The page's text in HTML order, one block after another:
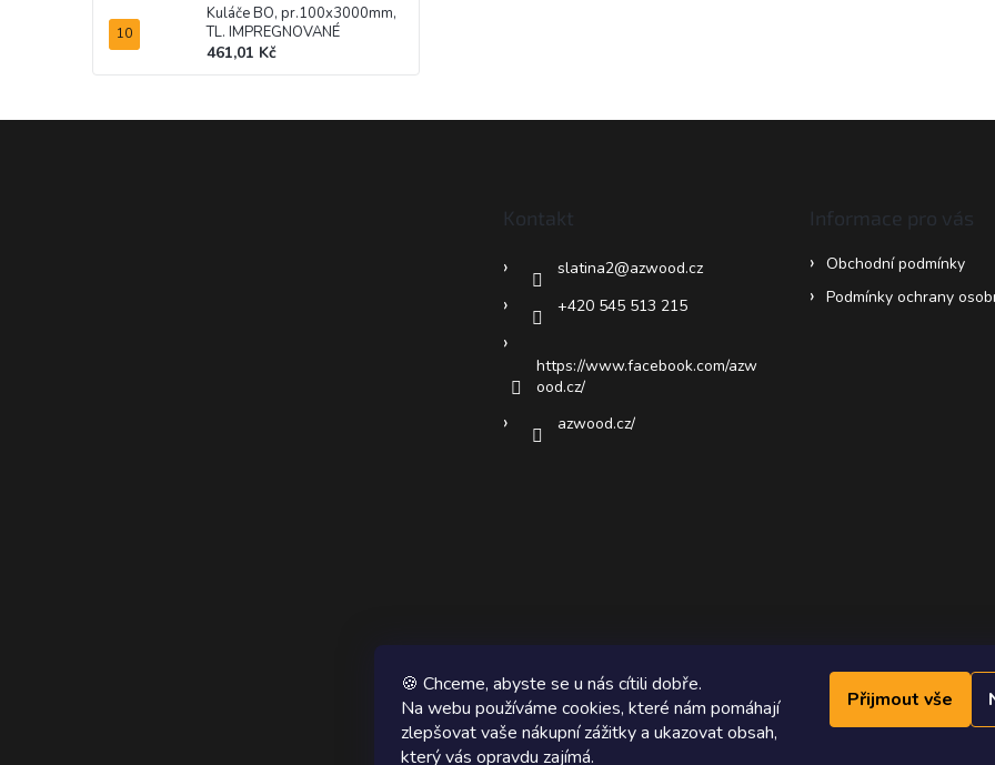
🍪 Chceme, abyste se u nás cítili dobře.
Na webu používáme cookies, které nám pomáhají
zlepšovat vaše nákupní zážitky a ukazovat obsah,
který vás opravdu zajímá.
Přijmout vše
Kuláče BO, pr.100x3000mm,
TL. IMPREGNOVANÉ
461,01 Kč
Kontakt
slatina2@azwood.cz
+420 545 513 215
https://www.facebook.com/azw
ood.cz/
azwood.cz/
Informace pro vás
Obchodní podmínky
Podmínky ochrany